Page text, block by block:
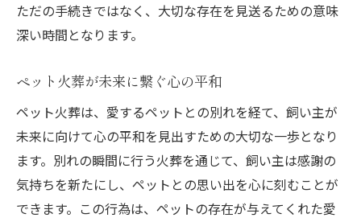
ただの手続きではなく、大切な存在を見送るための意味
深い時間となります。
ペット火葬が未来に繋ぐ心の平和
ペット火葬は、愛するペットとの別れを経て、飼い主が
未来に向けて心の平和を見出すための大切な一歩となり
ます。別れの瞬間に行う火葬を通じて、飼い主は感謝の
気持ちを新たにし、ペットとの思い出を心に刻むことが
できます。この行為は、ペットの存在が与えてくれた愛